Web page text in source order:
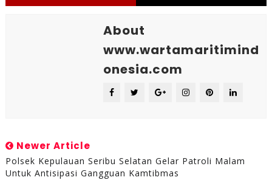
About
www.wartamaritimind
onesia.com
Newer Article
Polsek Kepulauan Seribu Selatan Gelar Patroli Malam
Untuk Antisipasi Gangguan Kamtibmas